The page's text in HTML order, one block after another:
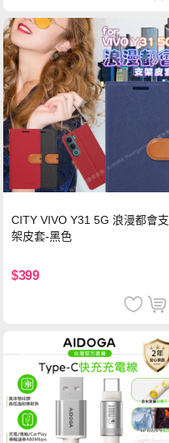
CITY VIVO Y31 5G 浪漫都會支
架皮套-黑色
$399